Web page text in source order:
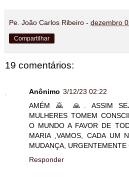
Pe. João Carlos Ribeiro - dezembro
Compartilhar
19 comentários:
Anônimo 3/12/23 02:22
AMÉM 🙇 🙏. ASSIM
MULHERES TOMEM
O MUNDO A FAVOR DE
MARIA ,VAMOS, CADA UM
MUDANÇA, URGENTEMENTE
Responder